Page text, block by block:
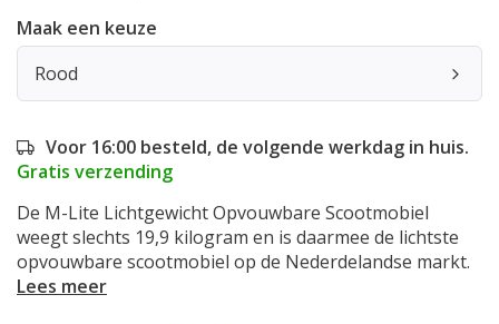
Maak een keuze
Rood
Voor 16:00 besteld, de volgende werkdag in huis.
Gratis verzending
De M-Lite Lichtgewicht Opvouwbare Scootmobiel
weegt slechts 19,9 kilogram en is daarmee de lichtste
opvouwbare scootmobiel op de Nederdelandse markt.
Lees meer